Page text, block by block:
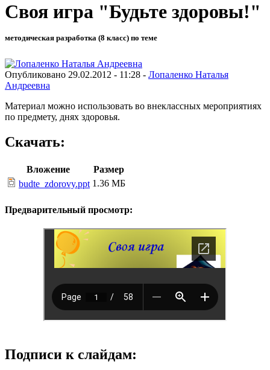
Cвоя игра "Будьте здоровы!"
методическая разработка (8 класс) по теме
Опубликовано 29.02.2012 - 11:28 - Лопаленко Наталья
Андреевна
Материал можно использовать во внеклассных мероприятиях
по предмету, днях здоровья.
Скачать:
Вложение
Размер
budte_zdorovy.ppt 1.36 МБ
Предварительный просмотр:
Подписи к слайдам: